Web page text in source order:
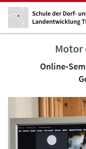
Motor
Online-